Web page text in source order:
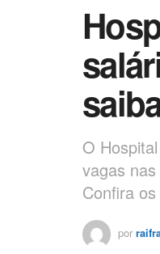
O
vagas
Confira
por